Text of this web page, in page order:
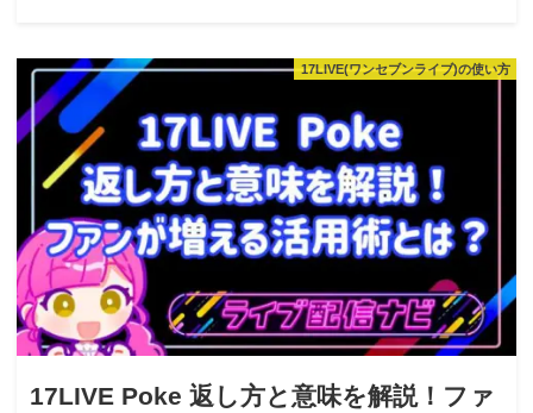
17LIVE(ワンセブンライブ)の使い方
17LIVE Poke 返し方と意味を解説！ファ